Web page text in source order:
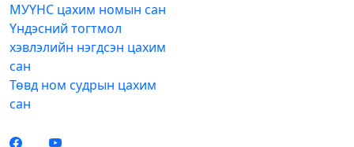
МУҮНС цахим номын сан
Үндэсний тогтмол
хэвлэлийн нэгдсэн цахим
сан
Төвд ном судрын цахим
сан